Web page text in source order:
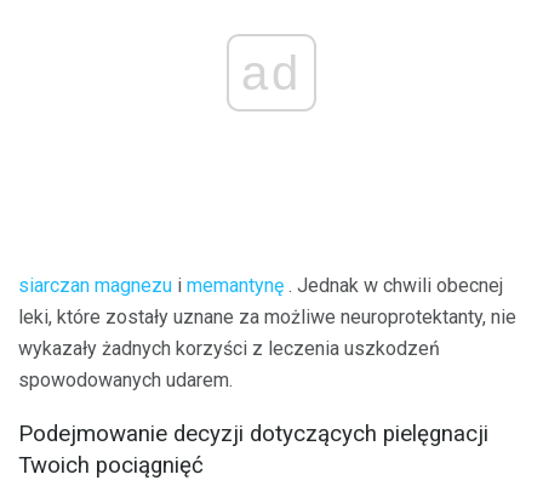
ad
siarczan magnezu i memantynę . Jednak w chwili obecnej
leki, które zostały uznane za możliwe neuroprotektanty, nie
wykazały żadnych korzyści z leczenia uszkodzeń
spowodowanych udarem.
Podejmowanie decyzji dotyczących pielęgnacji
Twoich pociągnięć